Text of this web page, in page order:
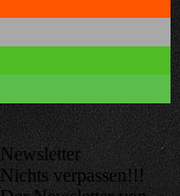
Newsletter
Nichts verpassen!!!